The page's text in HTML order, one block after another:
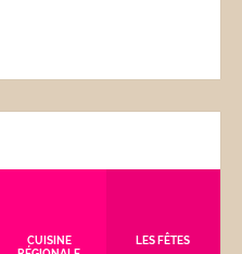
CUISINE
LES FÊTES